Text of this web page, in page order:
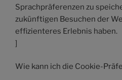
Sprachpräferenzen zu
zukünftigen Besuchen der
effizienteres Erlebnis haben.
]
Wie kann ich die Cookie-